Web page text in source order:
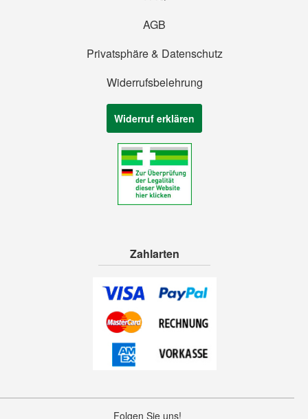
AGB
Privatsphäre & Datenschutz
Widerrufsbelehrung
Widerruf erklären
Zahlarten
Folgen Sie uns!